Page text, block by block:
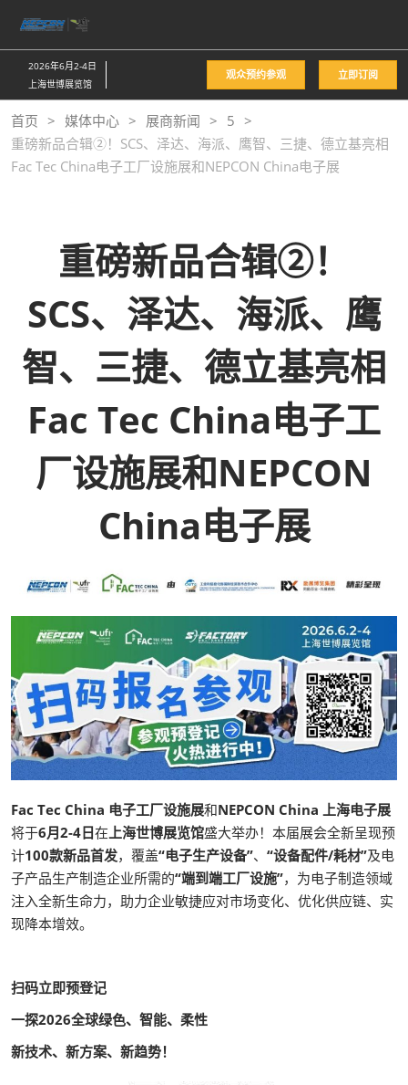
接
跳
至
内
容
2026年6月2-4日
上海世博展览馆
观众预约参观 立即订阅
首页 媒体中心 展商新闻
5
重磅新品合辑②！SCS、泽达、海派、鹰智、三捷、德立基亮相
Fac Tec China电子工厂设施展和NEPCON China电子展
重磅新品合辑②！
SCS、泽达、海派、鹰
智、三捷、德立基亮相
Fac Tec China电子工
厂设施展和NEPCON
China电子展
Fac Tec China 电子工厂设施展和NEPCON China 上海电子展
将于6月2-4日在上海世博展览馆盛大举办！本届展会全新呈现预
计100款新品首发，覆盖“电子生产设备”、 “设备配件/耗材”及电
子产品生产制造企业所需的“端到端工厂设施”，为电子制造领域
注入全新生命力，助力企业敏捷应对市场变化、优化供应链、实
现降本增效。
扫码立即预登记
一探2026全球绿色、智能、柔性
新技术、新方案、新趋势！